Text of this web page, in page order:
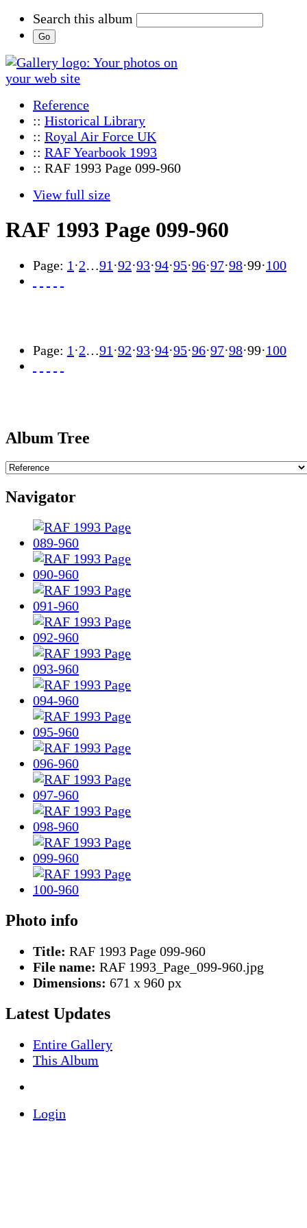
Search this album
Reference
:: Historical Library
:: Royal Air Force UK
:: RAF Yearbook 1993
:: RAF 1993 Page 099-960
View full size
RAF 1993 Page 099-960
Page: 1 ·2…91 ·92·93·94·95·96·97·98·99·100
Page: 1 ·2…91 ·92·93·94·95·96·97·98·99·100
Album Tree
Navigator
Photo info
Title: RAF 1993 Page 099-960
File name: RAF 1993_Page_099-960.jpg
Dimensions: 671 x 960 px
Latest Updates
Entire Gallery
This Album
Login